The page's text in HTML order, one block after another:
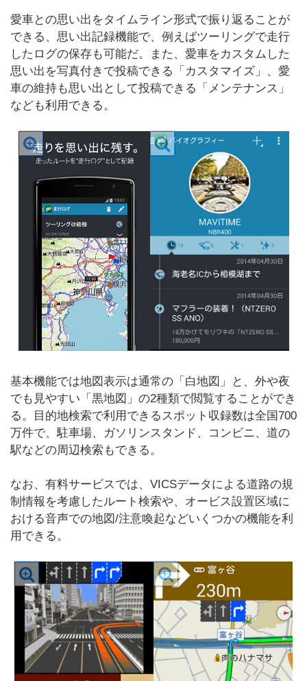
愛車との思い出をタイムライン形式で振り返ることが
できる、思い出記録機能で、例えばツーリングで走行
したログの保存も可能だ。また、愛車をカスタムした
思い出を写真付きで投稿できる「カスタマイズ」、愛
車の維持も思い出として投稿できる「メンテナンス」
なども利用できる。
基本機能では地図表示は通常の「白地図」と、外や夜
でも見やすい「黒地図」の2種類で閲覧することができ
る。目的地検索で利用できるスポット収録数は全国700
万件で、駐車場、ガソリンスタンド、コンビニ、道の
駅などの周辺検索もできる。
なお、有料サービスでは、VICSデータによる道路の規
制情報を考慮したルート検索や、オービス設置区域に
おける音声での地図/注意喚起などいくつかの機能を利
用できる。